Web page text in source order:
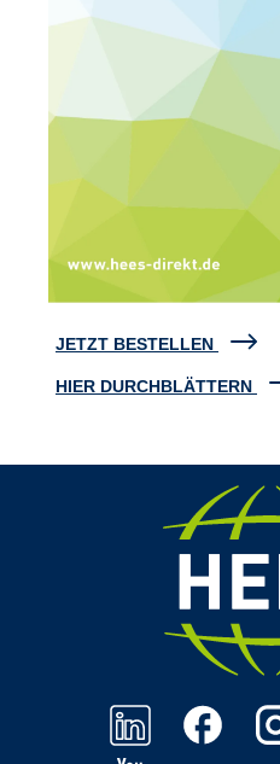
JETZT BESTELLEN
HIER DURCHBLÄTTERN